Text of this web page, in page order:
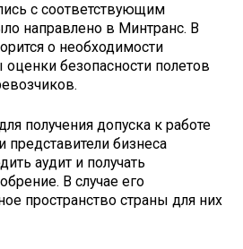
с соответствующим
направлено в Минтранс. В
о необходимости
безопасности полетов
получения допуска к работе
представители бизнеса
аудит и получать
В случае его
пространство страны для них